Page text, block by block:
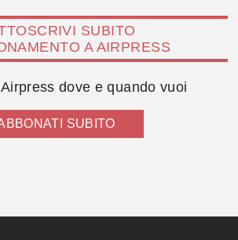
SUBITO
A AIRPRESS
dove e quando vuoi
SUBITO